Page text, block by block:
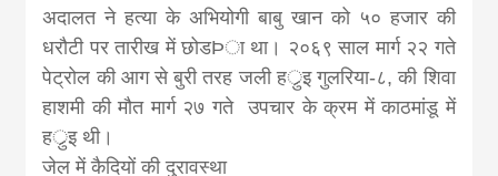
अदालत ने हत्या के अभियोगी बाबु खान को ५० हजार की
धरौटी पर तारीख में छोडÞा था। २०६९ साल मार्ग २२ गते
पेट्रोल की आग से बुरी तरह जली हर्ुइ गुलरिया-८, की शिवा
हाशमी की मौत मार्ग २७ गते उपचार के क्रम में काठमांडू में
हर्ुइ थी।
जेल में कैदियों की दुरावस्था